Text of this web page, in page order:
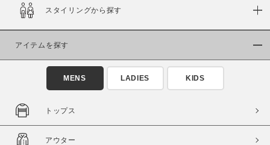
在庫
スタイリングから探す
アイテムを探す
MENS LADIES KIDS
トップス
アウター